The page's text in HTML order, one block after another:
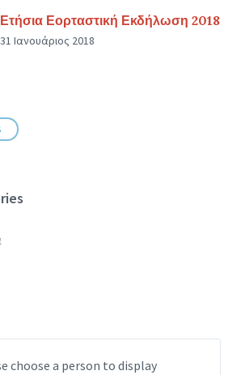
Ετήσια Εορταστική Εκδήλωση 2018
31 Ιανουάριος 2018
choose a person to display